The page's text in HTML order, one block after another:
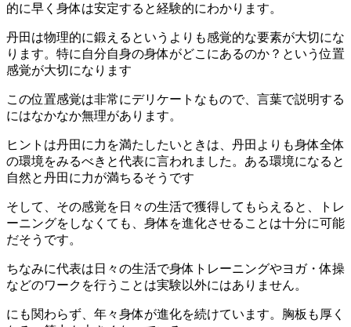
的に早く身体は安定すると経験的にわかります。
丹田は物理的に鍛えるというよりも感覚的な要素が大切にな
ります。特に自分自身の身体がどこにあるのか？という位置
感覚が大切になります
この位置感覚は非常にデリケートなもので、言葉で説明する
にはなかなか無理があります。
ヒントは丹田に力を満たしたいときは、丹田よりも身体全体
の環境をみるべきと代表に言われました。ある環境になると
自然と丹田に力が満ちるそうです
そして、その感覚を日々の生活で獲得してもらえると、トレ
ーニングをしなくても、身体を進化させることは十分に可能
だそうです。
ちなみに代表は日々の生活で身体トレーニングやヨガ・体操
などのワークを行うことは実験以外にはありません。
にも関わらず、年々身体が進化を続けています。胸板も厚く